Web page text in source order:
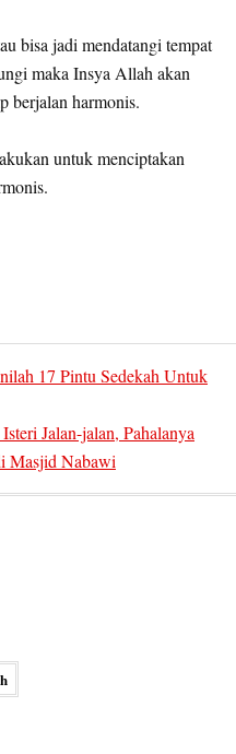
bisa jadi mendatangi tempat
maka Insya Allah akan
berjalan harmonis.
untuk menciptakan
17 Pintu Sedekah Untuk
Jalan-jalan, Pahalanya
Masjid Nabawi